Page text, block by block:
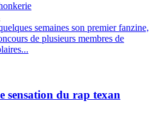
semaines son premier fanzine,
de plusieurs membres de
sensation du rap texan